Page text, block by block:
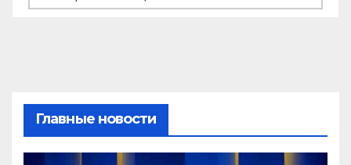
Главные новости